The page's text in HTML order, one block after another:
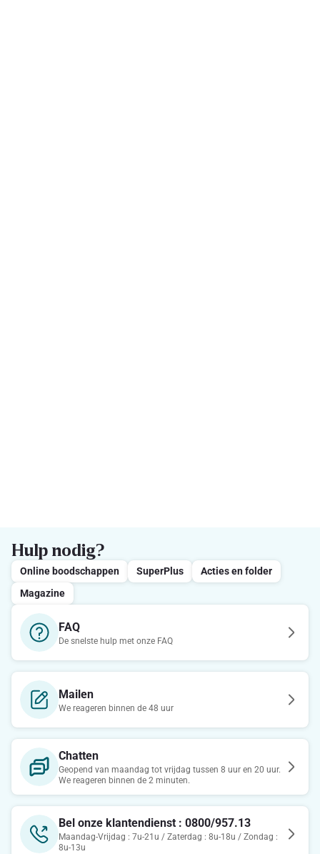
Hulp nodig?
Online boodschappen SuperPlus
Acties en folder
Magazine
FAQ
De snelste hulp met onze FAQ
Mailen
We reageren binnen de 48 uur
Chatten
Geopend van maandag tot vrijdag tussen 8 uur en 20 uur.
We reageren binnen de 2 minuten.
Bel onze klantendienst : 0800/957.13
Maandag-Vrijdag : 7u-21u / Zaterdag : 8u-18u / Zondag :
8u-13u